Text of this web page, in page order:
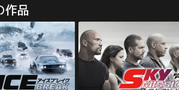
イティに愛され、幸
。ところが、ケイテ
らの大型犬デューク
、さあ大変！
たMI6の女性エージェントのハ
護して欲しいという政府の協力
る。
作品